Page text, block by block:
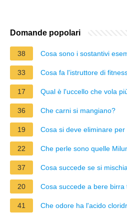
Domande popolari
38 Cosa sono i sostantivi
33 Cosa fa l'istruttore di
17 Qual è l'uccello che vola
36 Che carni si mangiano?
19 Cosa si deve eliminare
22 Che perle sono quelle
37 Cosa succede se si
20 Cosa succede a bere birra
41 Che odore ha l'acido